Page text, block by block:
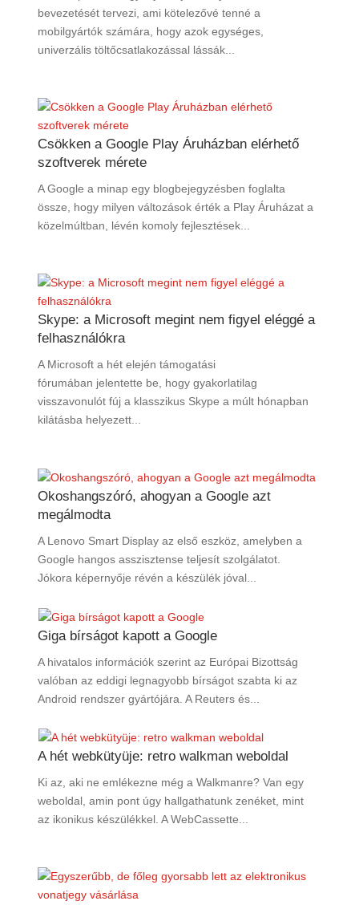
bevezetését tervezi, ami kötelezővé tenné a
mobilgyártók számára, hogy azok egységes,
univerzális töltőcsatlakozással lássák...
Csökken a Google Play Áruházban elérhető
szoftverek mérete
A Google a minap egy blogbejegyzésben foglalta
össze, hogy milyen változások érték a Play Áruházat a
közelmúltban, lévén komoly fejlesztések...
Skype: a Microsoft megint nem figyel eléggé a
felhasználókra
A Microsoft a hét elején támogatási
fórumában jelentette be, hogy gyakorlatilag
visszavonulót fúj a klasszikus Skype a múlt hónapban
kilátásba helyezett...
Okoshangszóró, ahogyan a Google azt
megálmodta
A Lenovo Smart Display az első eszköz, amelyben a
Google hangos asszisztense teljesít szolgálatot.
Jókora képernyője révén a készülék jóval...
Giga bírságot kapott a Google
A hivatalos információk szerint az Európai Bizottság
valóban az eddigi legnagyobb bírságot szabta ki az
Android rendszer gyártójára. A Reuters és...
A hét webkütyüje: retro walkman weboldal
Ki az, aki ne emlékezne még a Walkmanre? Van egy
weboldal, amin pont úgy hallgathatunk zenéket, mint
az ikonikus készülékkel. A WebCassette...